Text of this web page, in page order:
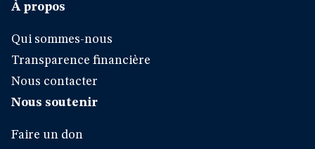
À propos
Qui sommes-nous
Transparence financière
Nous contacter
Nous soutenir
Faire un don